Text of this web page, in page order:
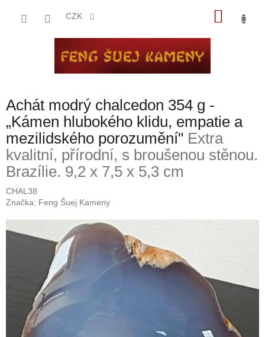
CZK
Achát modrý chalcedon 354 g -
„Kámen hlubokého klidu, empatie a
mezilidského porozumění" Extra
kvalitní, přírodní, s broušenou stěnou.
Brazílie. 9,2 x 7,5 x 5,3 cm
CHAL38
Značka: Feng Šuej Kameny